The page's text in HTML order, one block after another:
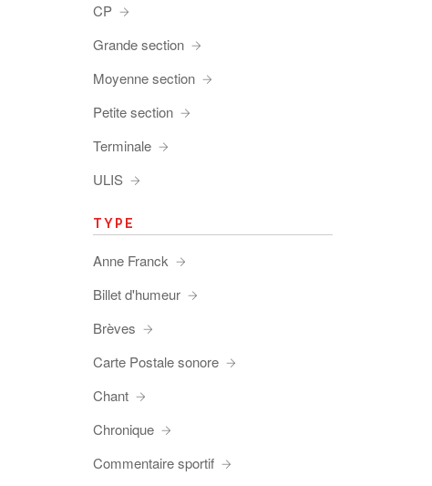
CP
Grande section
Moyenne section
Petite section
Terminale
ULIS
TYPE
Anne Franck
Billet d'humeur
Brèves
Carte Postale sonore
Chant
Chronique
Commentaire sportif